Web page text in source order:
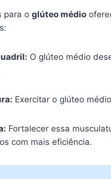
para o glúteo médio
O glúteo médio
Exercitar o glúteo
Fortalecer essa
com mais eficiência.